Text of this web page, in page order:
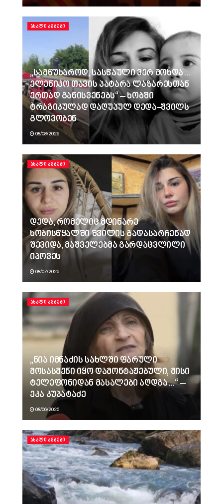
ᲐᲮᲐᲚᲘ ᲐᲛᲑᲔᲑᲘ
„სამწუხაროდ, სასწაული ვერ მოხდა…
ელენიკო თავის პატარა ლაზარესთან
ერთად განისვენებს“ – ხობში
ტრაგიკულად დაღუპულ დედა-შვილს
გლოვობენ
08/08/2026
ᲐᲮᲐᲚᲘ ᲐᲛᲑᲔᲑᲘ
დედა, რომელიც მდინარე
ხობისწყალში შვილის გადასარჩენად
შევიდა, მაშველებმა გარდაცვლილი
იპოვეს
08/07/2026
ᲐᲮᲐᲚᲘ ᲐᲛᲑᲔᲑᲘ
„ნია იმნაძის სახლში ფარული
მოსასმენი იყო დამონტაჟებული, მისი
ტელეფონიდან მასალები აღდგა…“ –
ეკა კუპატაძე
08/06/2026
ᲐᲮᲐᲚᲘ ᲐᲛᲑᲔᲑᲘ